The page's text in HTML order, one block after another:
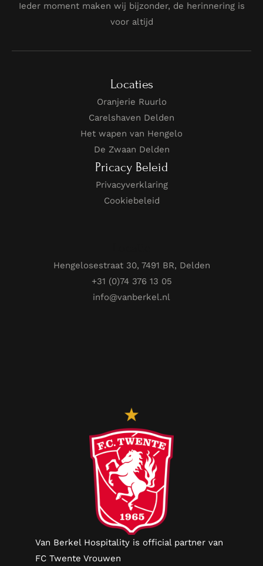
Ieder moment maken wij bijzonder, de herinnering is
voor altijd
Locaties
Oranjerie Ruurlo
Carelshaven Delden
Het wapen van Hengelo
De Zwaan Delden
Pricacy Beleid
Privacyverklaring
Cookiebeleid
Hengelosestraat 30, 7491 BR, Delden
+31 (0)74 376 13 05
info@vanberkel.nl
Van Berkel Hospitality is official partner van
FC Twente Vrouwen